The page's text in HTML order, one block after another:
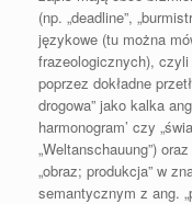
(np. „deadline”,
językowe (tu można
frazeologicznych),
poprzez dokładne
drogowa” jako kalka
harmonogram’ czy
„Weltanschauung”)
„obraz; produkcja” w
semantycznym z ang.